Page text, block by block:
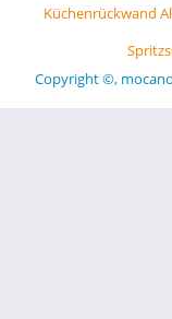
Küchenrückwand
Copyright ©,